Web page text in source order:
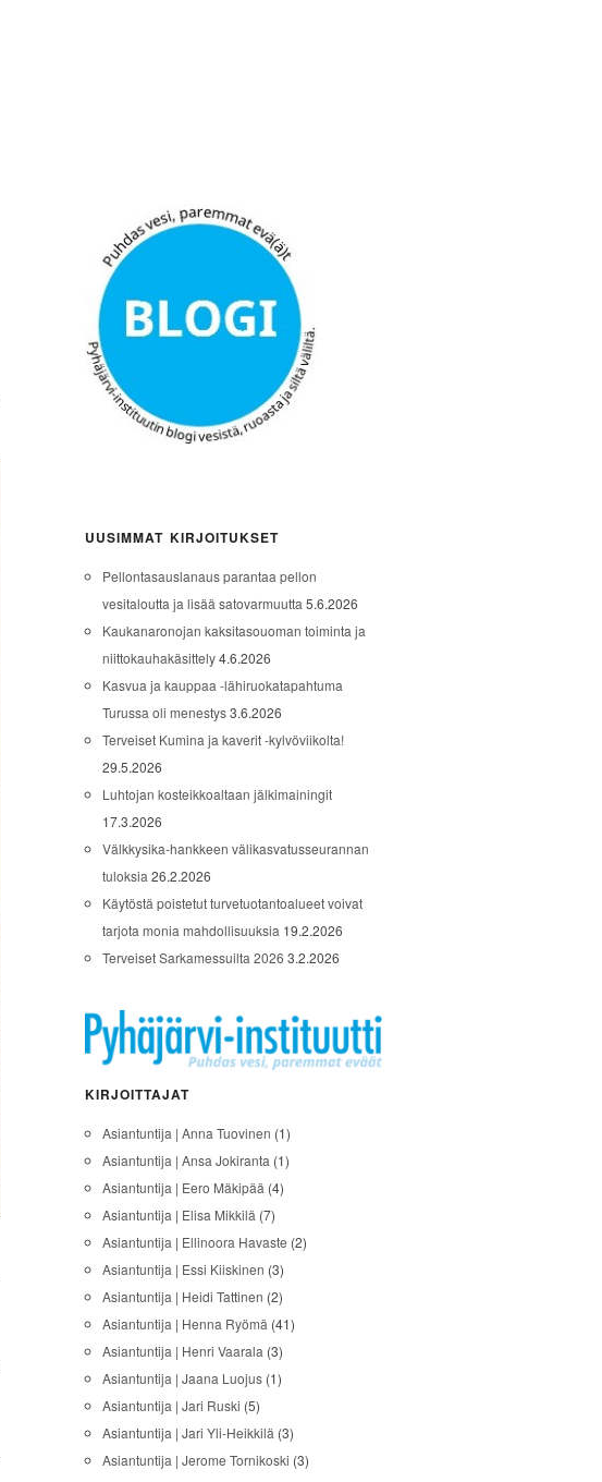
UUSIMMAT KIRJOITUKSET
Pellontasauslanaus parantaa pellon
vesitaloutta ja lisää satovarmuutta 5.6.2026
Kaukanaronojan kaksitasouoman toiminta ja
niittokauhakäsittely 4.6.2026
Kasvua ja kauppaa -lähiruokatapahtuma
Turussa oli menestys 3.6.2026
Terveiset Kumina ja kaverit -kylvöviikolta!
29.5.2026
Luhtojan kosteikkoaltaan jälkimainingit
17.3.2026
Välkkysika-hankkeen välikasvatusseurannan
tuloksia 26.2.2026
Käytöstä poistetut turvetuotantoalueet voivat
tarjota monia mahdollisuuksia 19.2.2026
Terveiset Sarkamessuilta 2026 3.2.2026
KIRJOITTAJAT
Asiantuntija | Anna Tuovinen (1)
Asiantuntija | Ansa Jokiranta (1)
Asiantuntija | Eero Mäkipää (4)
Asiantuntija | Elisa Mikkilä (7)
Asiantuntija | Ellinoora Havaste (2)
Asiantuntija | Essi Kiiskinen (3)
Asiantuntija | Heidi Tattinen (2)
Asiantuntija | Henna Ryömä (41)
Asiantuntija | Henri Vaarala (3)
Asiantuntija | Jaana Luojus (1)
Asiantuntija | Jari Ruski (5)
Asiantuntija | Jari Yli-Heikkilä (3)
Asiantuntija | Jerome Tornikoski (3)